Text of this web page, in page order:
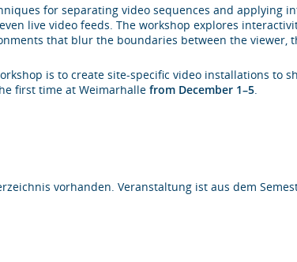
for separating video sequences and applying
live video feeds. The workshop explores
that blur the boundaries between the viewer,
is to create site-specific video installations to
first time at Weimarhallefrom December 1–5.
vorhanden. Veranstaltung ist aus dem